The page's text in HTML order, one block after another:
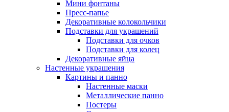
Мини фонтаны
Пресс-папье
Декоративные колокольчики
Подставки для украшений
Подставки для очков
Подставки для колец
Декоративные яйца
Настенные украшения
Картины и панно
Настенные маски
Металлические панно
Постеры